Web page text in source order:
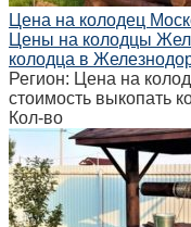
Цена на колодец
Цены на колодцы
колодца в
Регион: Цена на
стоимость выкопать
Кол-во